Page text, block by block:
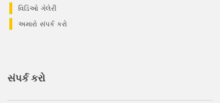
વિડિઓ ગેલેરી
અમારો સંપર્ક કરો
સંપર્ક કરો